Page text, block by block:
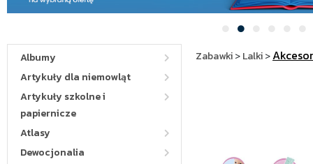
Albumy
Artykuły dla niemowląt
Artykuły szkolne i
papiernicze
Atlasy
Dewocjonalia
Zabawki>Lalki>